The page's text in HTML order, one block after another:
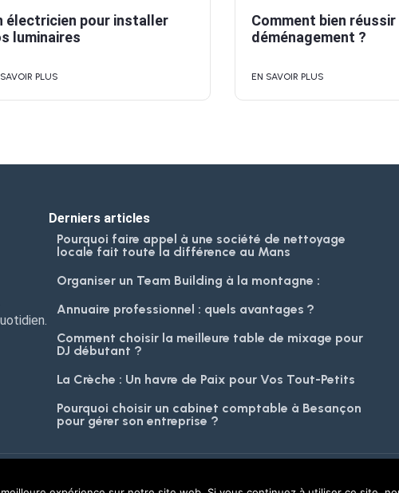
électricien pour installer
luminaires
PLUS
Comment bien réussir
déménagement ?
EN SAVOIR PLUS
Derniers articles
Pourquoi faire appel à une société de nettoyage
locale fait toute la différence au Mans
Organiser un Team Building à la montagne :
Annuaire professionnel : quels avantages ?
Comment choisir la meilleure table de mixage pour
DJ débutant ?
La Crèche : Un havre de Paix pour Vos Tout-Petits
Pourquoi choisir un cabinet comptable à Besançon
pour gérer son entreprise ?